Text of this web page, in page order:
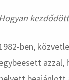
Hogyan
1982-ben,
egybeesett azzal,